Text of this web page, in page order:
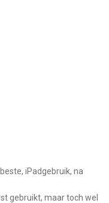
beste, iPadgebruik, na
gebruikt, maar toch wel